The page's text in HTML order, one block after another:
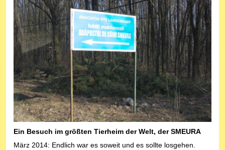
Ein Besuch im größten Tierheim der Welt, der SMEURA
März 2014: Endlich war es soweit und es sollte losgehen.